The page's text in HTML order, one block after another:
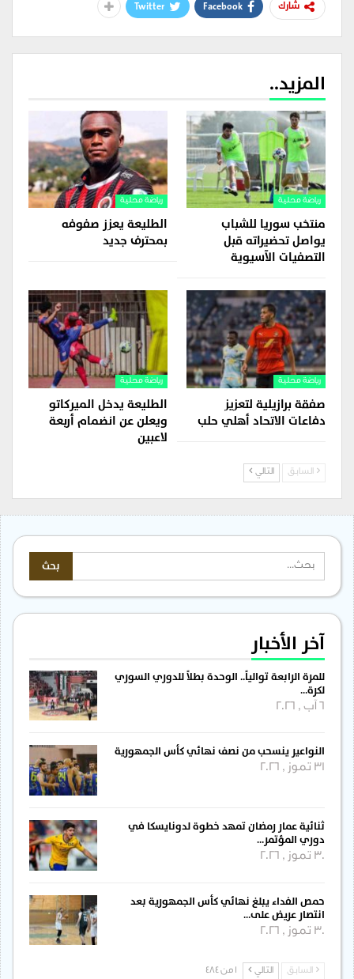
شارك Facebook
Twitter
المزيد..
رياضة محلية
منتخب سوريا للشباب
يواصل تحضيراته قبل
التصفيات الآسيوية
رياضة محلية
الطليعة يعزز صفوفه
بمحترف جديد
رياضة محلية
صفقة برازيلية لتعزيز
دفاعات الاتحاد أهلي حلب
رياضة محلية
الطليعة يدخل الميركاتو
ويعلن عن انضمام أربعة
لاعبين
السابق التالي
آخر الأخبار
للمرة الرابعة توالياً.. الوحدة بطلاً للدوري السوري
لكرة…
النواعير ينسحب من نصف نهائي كأس الجمهورية
31 تموز , 2026
ثنائية عمار رمضان تمهد خطوة لدونايسكا في
دوري المؤتمر…
30 تموز , 2026
حمص الفداء يبلغ نهائي كأس الجمهورية بعد
انتصار عريض على…
30 تموز , 2026
السابق التالي